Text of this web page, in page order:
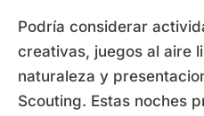
Podría considerar
creativas, juegos al aire
naturaleza y
Scouting. Estas noches